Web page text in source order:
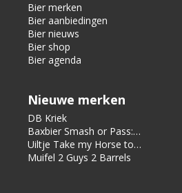
Bier merken
Bier aanbiedingen
Bier nieuws
Bier shop
Bier agenda
Nieuwe merken
DB Kriek
Baxbier Smash or Pass:
Strata
Uiltje Take my Horse to
the Hotel Room
Muifel 2 Guys 2 Barrels